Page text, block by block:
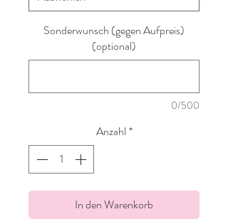
Sonderwunsch (gegen Aufpreis)
(optional)
0/500
Anzahl *
In den Warenkorb